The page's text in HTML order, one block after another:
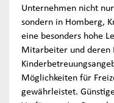
Unternehmen nicht
sondern in Homberg,
eine besonders hohe
Mitarbeiter und deren
Möglichkeiten für
gewährleistet.